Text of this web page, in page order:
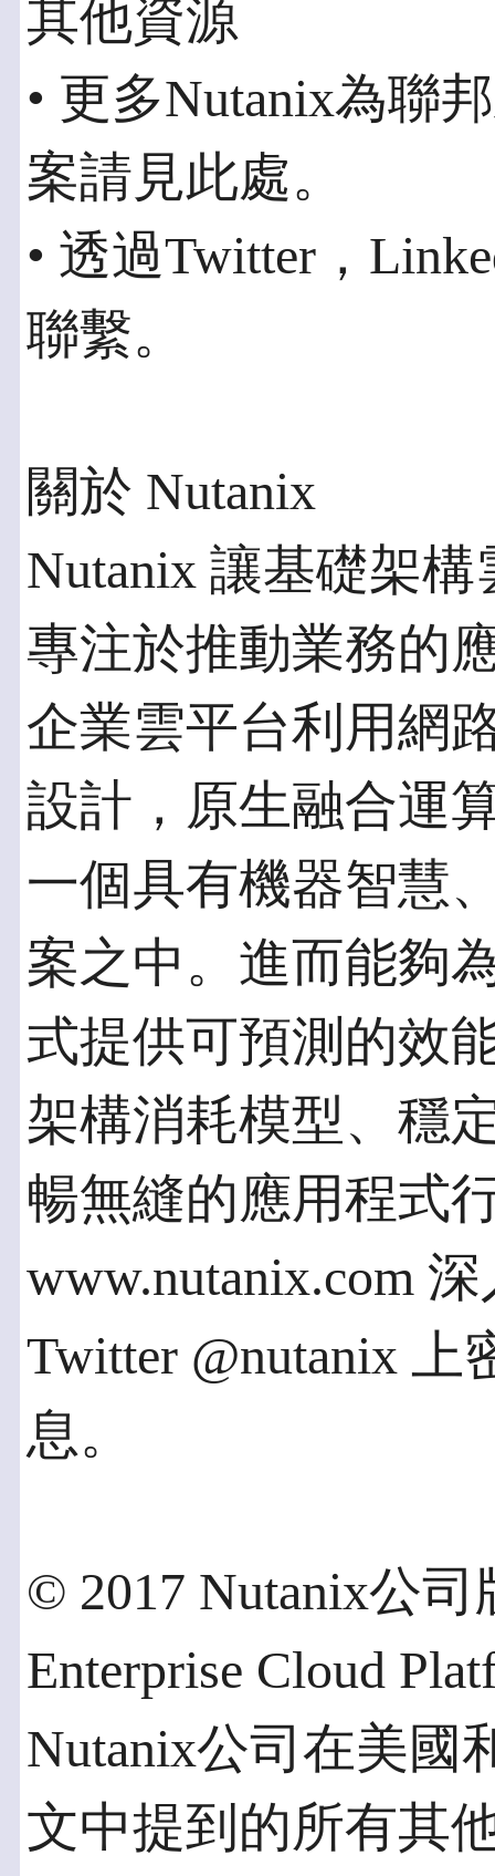
其他資源
• 更多Nutanix為聯
案請見此處。
• 透過Twitter，
聯繫。
關於 Nutanix
Nutanix 讓基礎架
專注於推動業務的
企業雲平台利用網
設計，原生融合運
一個具有機器智慧
案之中。進而能夠
式提供可預測的效
架構消耗模型、穩
暢無縫的應用程式
www.nutanix.com
Twitter @nutanix
息。
© 2017 Nutanix公
Enterprise Cloud
Nutanix公司在美國
文中提到的所有其